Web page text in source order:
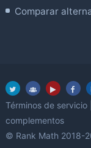
Comparar
Términos de servicio
complementos
© Rank Math 2018-